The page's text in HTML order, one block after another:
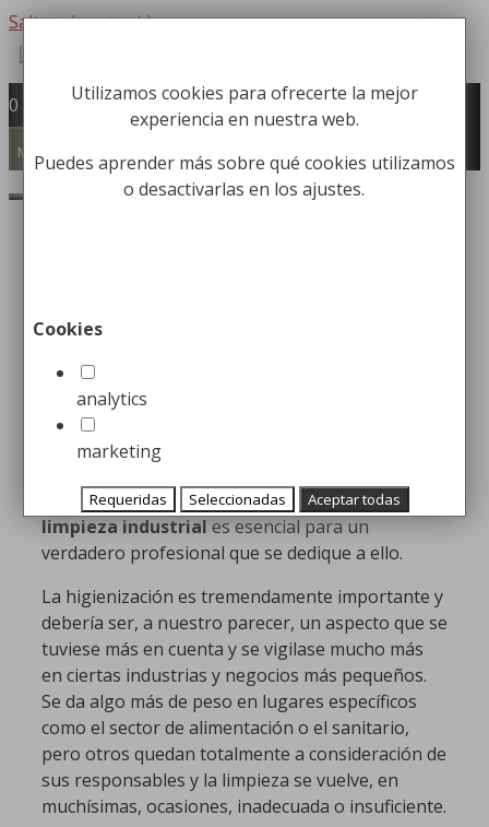
Saltar al contenido
Fabricación y comercialización de
equipamiento para la higiene industrial
Búsqueda de productos
0
Menú
25 enero, 2023
Herrero
Conocer los tipos de bayetas para lahigiene y
limpieza industrial es esencial para un
verdadero profesional que se dedique a ello.
La higienización es tremendamente importante y
debería ser, a nuestro parecer, un aspecto que se
tuviese más en cuenta y se vigilase mucho más
en ciertas industrias y negocios más pequeños.
Se da algo más de peso en lugares específicos
como el sector de alimentación o el sanitario,
pero otros quedan totalmente a consideración de
sus responsables y la limpieza se vuelve, en
muchísimas, ocasiones, inadecuada o insuficiente.
Utilizamos cookies para ofrecerte la mejor
experiencia en nuestra web.
Puedes aprender más sobre qué cookies utilizamos
o desactivarlas en los ajustes.
Cookies
analytics
marketing
Requeridas Seleccionadas Aceptar todas